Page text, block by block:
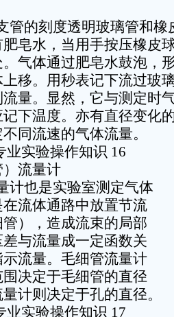
管的刻度透明玻璃管和橡
皂水，当用手按压橡皮
气体通过肥皂水鼓泡，
移。用秒表记下流过玻
量。显然，它与测定时
下温度。亦有直径变化
同流速的气体流量。
业实验操作知识 16
流量计
计也是实验室测定气体
流体通路中放置节流
），造成流束的局部
与流量成一定函数关
流量。毛细管流量计
决定于毛细管的直径
计则决定于孔的直径。
业实验操作知识 17